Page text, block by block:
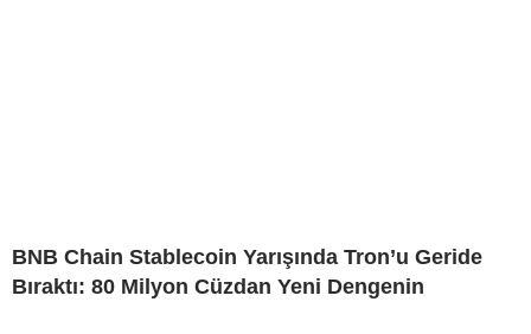
BNB Chain Stablecoin Yarışında Tron’u Geride
Bıraktı: 80 Milyon Cüzdan Yeni Dengenin